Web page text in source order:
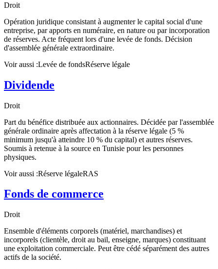
Droit
Opération juridique consistant à augmenter le capital social d'une
entreprise, par apports en numéraire, en nature ou par incorporation
de réserves. Acte fréquent lors d'une levée de fonds. Décision
d'assemblée générale extraordinaire.
Voir aussi :Levée de fondsRéserve légale
Dividende
Droit
Part du bénéfice distribuée aux actionnaires. Décidée par l'assemblée
générale ordinaire après affectation à la réserve légale (5 %
minimum jusqu'à atteindre 10 % du capital) et autres réserves.
Soumis à retenue à la source en Tunisie pour les personnes
physiques.
Voir aussi :Réserve légaleRAS
Fonds de commerce
Droit
Ensemble d'éléments corporels (matériel, marchandises) et
incorporels (clientèle, droit au bail, enseigne, marques) constituant
une exploitation commerciale. Peut être cédé séparément des autres
actifs de la société.